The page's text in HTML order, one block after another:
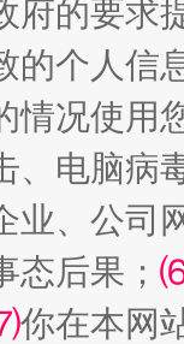
费，一次搞定
府的要求
的个人信
情况使用
、电脑病
业、公司
态后果；
你在本网